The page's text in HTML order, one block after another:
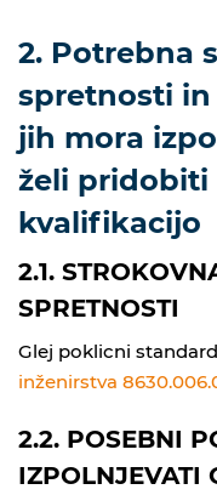
2. Potrebna
spretnosti
jih mora
želi pridobiti
kvalifikacijo
2.1.
SPRETNOSTI
Glej poklicni standard
inženirstva
2.2. POSEBNI
IZPOLNJEVATI